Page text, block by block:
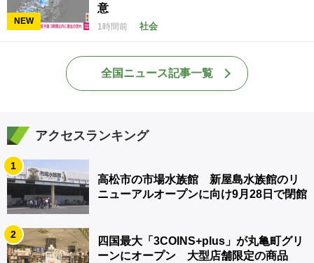
NEW
意
1時間前 社会
全国ニュース記事一覧
アクセスランキング
1
高松市の市場水族館 新屋島水族館のリ
ニューアルオープンに向け9月28日で閉館
2
四国最大「3COINS+plus」が丸亀町グリ
ーンにオープン 大型店舗限定の商品